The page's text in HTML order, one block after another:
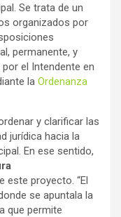
Se trata de un
organizados por
permanente, y
el Intendente en
la Ordenanza
y clarificar las
jurídica hacia la
En ese sentido,
este proyecto. “El
se apuntala la
que permite